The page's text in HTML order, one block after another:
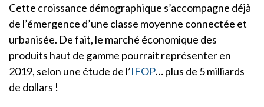
Cette croissance démographique s’accompagne déjà
de l’émergence d’une classe moyenne connectée et
urbanisée. De fait, le marché économique des
produits haut de gamme pourrait représenter en
2019, selon une étude de l’IFOP… plus de 5 milliards
de dollars !